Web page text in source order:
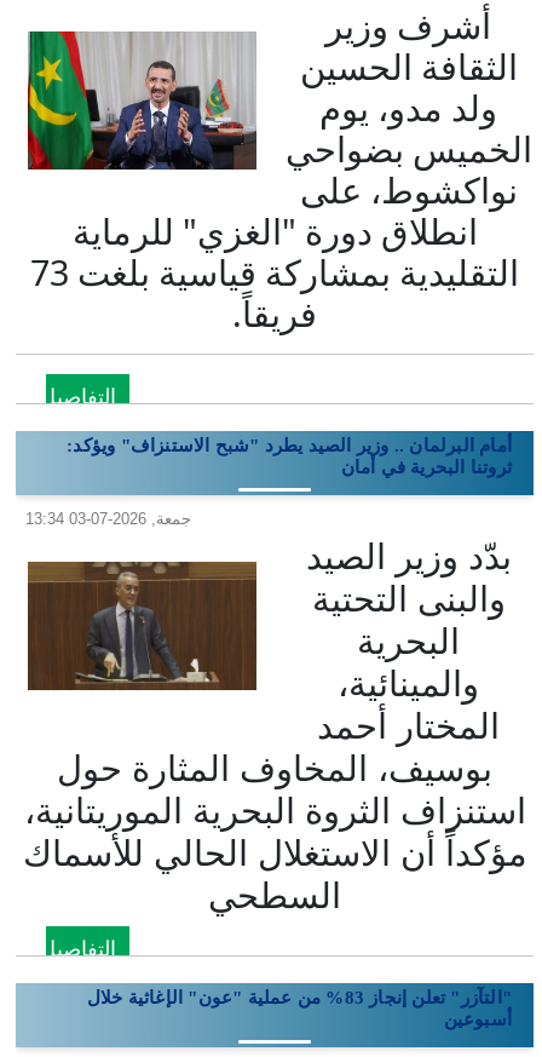
أشرف وزير
الثقافة الحسين
ولد مدو، يوم
الخميس بضواحي
نواكشوط، على
انطلاق دورة "الغزي" للرماية
التقليدية بمشاركة قياسية بلغت 73
فريقاً.
التفاصيل
أمام البرلمان .. وزير الصيد يطرد "شبح الاستنزاف" ويؤكد:
ثروتنا البحرية في أمان
جمعة, 2026-07-03 13:34
بدّد وزير الصيد
والبنى التحتية
البحرية
والمينائية،
المختار أحمد
بوسيف، المخاوف المثارة حول
استنزاف الثروة البحرية الموريتانية،
مؤكداً أن الاستغلال الحالي للأسماك
السطحي
التفاصيل
"التآزر" تعلن إنجاز 83% من عملية "عون" الإغاثية خلال
أسبوعين